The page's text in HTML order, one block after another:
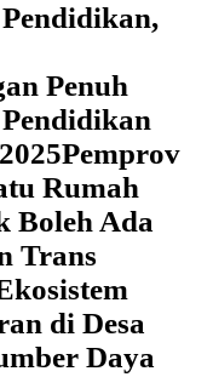
Penuh
‎Pemprov
Rumah
Boleh Ada
Trans
di Desa
Daya